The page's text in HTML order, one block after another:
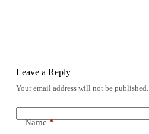
Leave a Reply
Your email address will not be published.
Name*